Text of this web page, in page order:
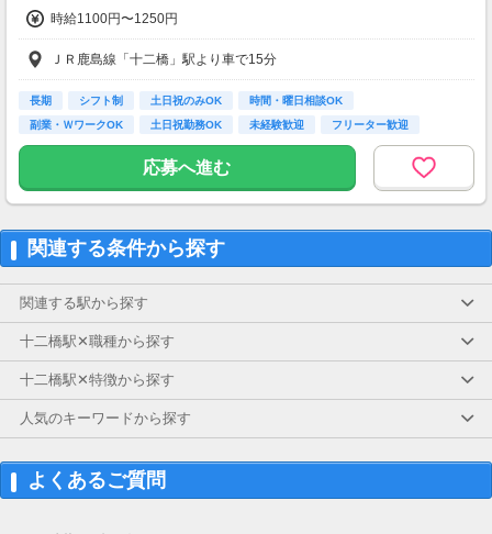
クレジットカードを発行し、発行スピードや手
続きのしやすさを調査していただきます。最短
5分で完了することもあり、高謝礼のため非常
に人気です。
・案件数 ：10～20件
・謝礼金 ：2,000～5,000PT
や担当者の対応をチェックしていただきます。
在宅で参加でき、謝礼も高めの案件です。
・案件数 ：10～20件
・謝礼金 ：2,000～5,000PT
★今だけ！お得なキャンペーン実施中★
電話セミナーに参加 ＆ モニター応募完了で、
全員に1,000PTプレゼント！（1PT＝1円）
時給1100円〜1250円
ＪＲ鹿島線「十二橋」駅より車で15分
長期 シフト制 土日祝のみOK
時間・曜日相談OK
副業・ＷワークOK
土日祝勤務OK 未経験歓迎
フリーター歓迎
主婦(夫)歓迎
応募へ進む
関連する条件から探す
関連する駅から探す
十二橋駅✕職種から探す
十二橋駅✕特徴から探す
人気のキーワードから探す
よくあるご質問